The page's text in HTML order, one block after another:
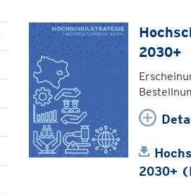
2030+
2030+